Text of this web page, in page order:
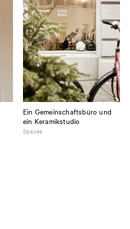
Ein Gemeinschaftsbüro und
ein Keramikstudio
Spaces